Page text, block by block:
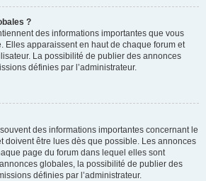
?
des informations importantes que vous
Elles apparaissent en haut de chaque forum et
La possibilité de publier des annonces
définies par l’administrateur.
des informations importantes concernant le
doivent être lues dès que possible. Les annonces
page du forum dans lequel elles sont
globales, la possibilité de publier des
définies par l’administrateur.